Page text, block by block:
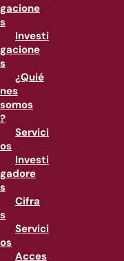
gacione
s
Investi
gacione
s
¿Quié
nes
somos
?
Servici
os
Investi
gadore
s
Cifra
s
Servici
os
Acces